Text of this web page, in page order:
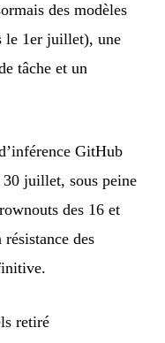
des modèles
le 1er juillet), une
tâche et un
GitHub
juillet, sous peine
des 16 et
des
retiré